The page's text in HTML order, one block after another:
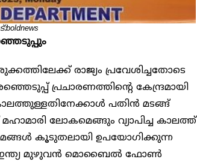
രാജ്യം പ്രവേശിച്ചതോടെ
പ്രചാരണത്തിന്റെ കേന്ദ്രമായി
പതിൻ മടങ്ങ്
ലോകമെങ്ങും വ്യാപിച്ച കാലത്ത്
കൂടുതലായി ഉപയോ​ഗിക്കുന്ന
ഇന്ത്യ മുഴുവൻ മൊബൈൽ ഫോൺ